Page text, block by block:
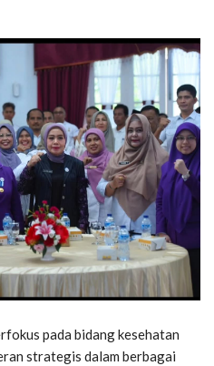
pada bidang kesehatan
strategis dalam berbagai